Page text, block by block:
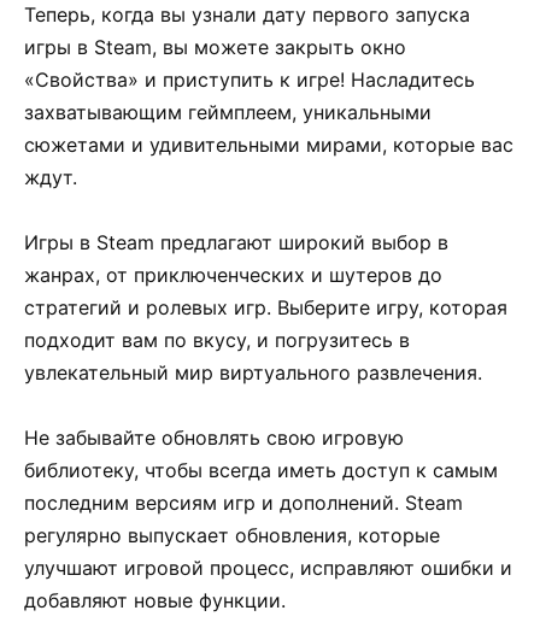
Теперь, когда вы узнали дату первого запуска
игры в Steam, вы можете закрыть окно
«Свойства» и приступить к игре! Насладитесь
захватывающим геймплеем, уникальными
сюжетами и удивительными мирами, которые вас
ждут.
Игры в Steam предлагают широкий выбор в
жанрах, от приключенческих и шутеров до
стратегий и ролевых игр. Выберите игру, которая
подходит вам по вкусу, и погрузитесь в
увлекательный мир виртуального развлечения.
Не забывайте обновлять свою игровую
библиотеку, чтобы всегда иметь доступ к самым
последним версиям игр и дополнений. Steam
регулярно выпускает обновления, которые
улучшают игровой процесс, исправляют ошибки и
добавляют новые функции.